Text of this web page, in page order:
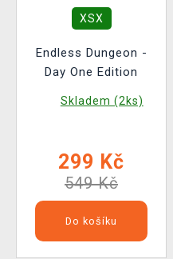
XSX
Endless Dungeon -
Day One Edition
Skladem (2ks)
299 Kč
549 Kč
Do košíku